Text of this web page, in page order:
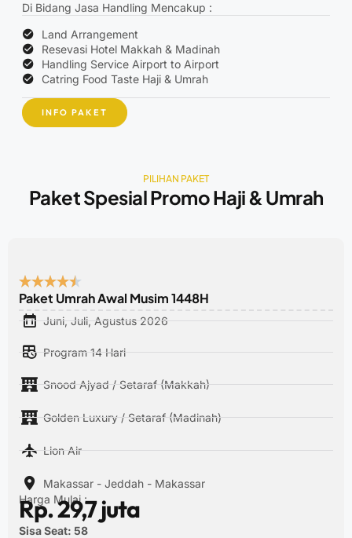
Di Bidang Jasa Handling Mencakup :
Land Arrangement
Resevasi Hotel Makkah & Madinah
⁠Handling Service Airport to Airport
⁠Catring Food Taste Haji & Umrah
INFO PAKET
PILIHAN PAKET
Paket Spesial Promo Haji & Umrah
Paket Umrah Awal Musim 1448H
Juni, Juli, Agustus 2026
Program 14 Hari
Snood Ajyad / Setaraf (Makkah)
Golden Luxury / Setaraf (Madinah)
Lion Air
Makassar - Jeddah - Makassar
Harga Mulai :
Rp. 29,7 juta
Sisa Seat: 58